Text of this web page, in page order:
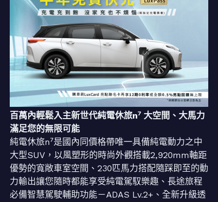
百萬內輕鬆入主新世代純電休旅n⁷ 大空間、大馬力
滿足您的無限可能
純電休旅n⁷是國內同價格帶唯一具備純電動力之中
大型SUV，以風塑形的時尚外觀搭載2,920mm軸距
優勢的寬敞車室空間、230匹馬力搭配隨踩即至的動
力輸出讓您隨時都能享受純電駕馭樂趣、長途旅程
必備智慧駕駛輔助功能－ADAS Lv.2+、全新升級透